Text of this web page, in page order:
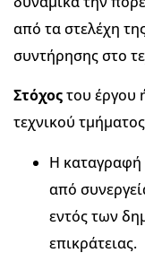
από τα στελέχη
συντήρησης στο
Στόχοςτου έργου
τεχνικού
Η
από
εντός των
επικράτειας.